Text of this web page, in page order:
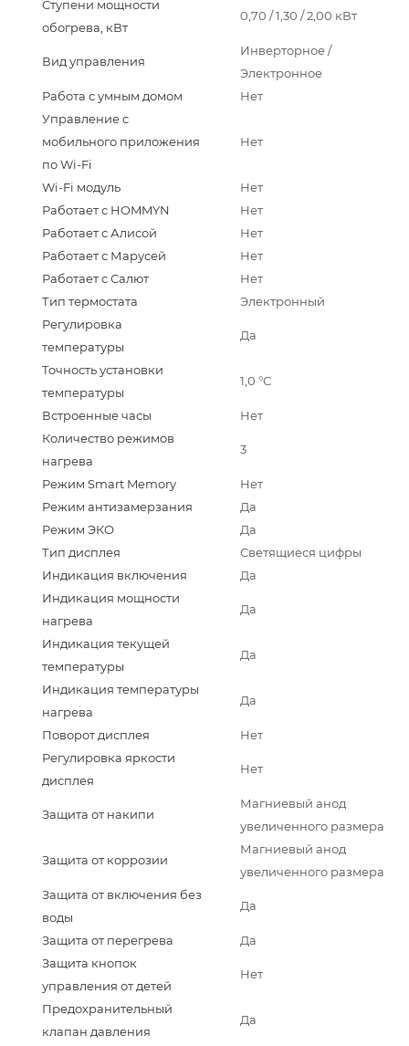
Ступени мощности
обогрева, кВт
0,70 / 1,30 / 2,00 кВт
Вид управления
Инверторное /
Электронное
Работа с умным домом
Нет
Управление c
мобильного приложения
по Wi-Fi
Нет
Wi-Fi модуль
Нет
Работает с HOMMYN
Нет
Работает с Алисой
Нет
Работает с Марусей
Нет
Работает с Салют
Нет
Тип термостата
Электронный
Регулировка
температуры
Да
Точность установки
температуры
1,0 °С
Встроенные часы
Нет
Количество режимов
нагрева
3
Режим Smart Memory
Нет
Режим антизамерзания
Да
Режим ЭКО
Да
Тип дисплея
Светящиеся цифры
Индикация включения
Да
Индикация мощности
нагрева
Да
Индикация текущей
температуры
Да
Индикация температуры
нагрева
Да
Поворот дисплея
Нет
Регулировка яркости
дисплея
Нет
Защита от накипи
Магниевый анод
увеличенного размера
Защита от коррозии
Магниевый анод
увеличенного размера
Защита от включения без
воды
Да
Защита от перегрева
Да
Защита кнопок
управления от детей
Нет
Предохранительный
клапан давления
Да